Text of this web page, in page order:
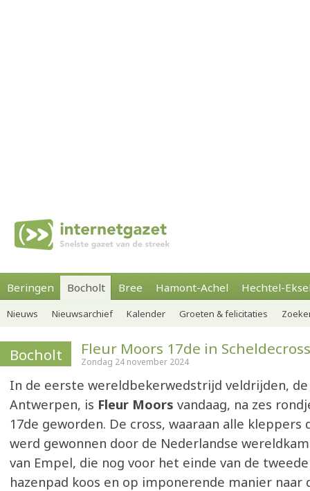
Beringen Bocholt Bree Hamont-Achel Hechtel-
Nieuws Nieuwsarchief Kalender Groeten & felicitaties
Bocholt Fleur Moors 17de in Scheldecross
Zondag 24 november 2024
In de eerste wereldbekerwedstrijd veldrijden, de
Antwerpen, is Fleur Moors vandaag, na zes
17de geworden. De cross, waaraan alle kleppers
werd gewonnen door de Nederlandse
van Empel, die nog voor het einde van de
hazenpad koos en op imponerende manier naar